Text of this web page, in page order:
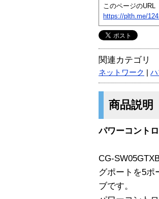
このページのURL
https://plth.me/
関連カテゴリ
ネットワーク
商品説明
パワーコント
CG-
グポートを5ポ
ブです。